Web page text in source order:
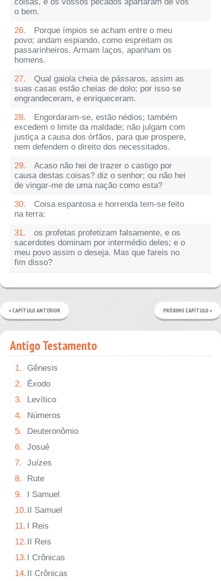
o bem.
26.
Porque ímpios se acham entre o meu
povo; andam espiando, como espreitam os
passarinheiros. Armam laços, apanham os
homens.
27.
Qual gaiola cheia de pássaros, assim as
suas casas estão cheias de dolo; por isso se
engrandeceram, e enriqueceram.
28.
Engordaram-se, estão nédios; também
excedem o limite da maldade; não julgam com
justiça a causa dos órfãos, para que prospere,
nem defendem o direito dos necessitados.
29.
Acaso não hei de trazer o castigo por
causa destas coisas? diz o senhor; ou não hei
de vingar-me de uma nação como esta?
30.
Coisa espantosa e horrenda tem-se feito
na terra:
31.
os profetas profetizam falsamente, e os
sacerdotes dominam por intermédio deles; e o
meu povo assim o deseja. Mas que fareis no
fim disso?
« CAPÍTULO ANTERIOR PRÓXIMO CAPÍTULO »
Antigo Testamento
1.
Gênesis
2.
Êxodo
3.
Levítico
4.
Números
5.
Deuteronômio
6.
Josué
7.
Juízes
8.
Rute
9.
I Samuel
10. II Samuel
11. I Reis
12. II Reis
13. I Crônicas
14. II Crônicas